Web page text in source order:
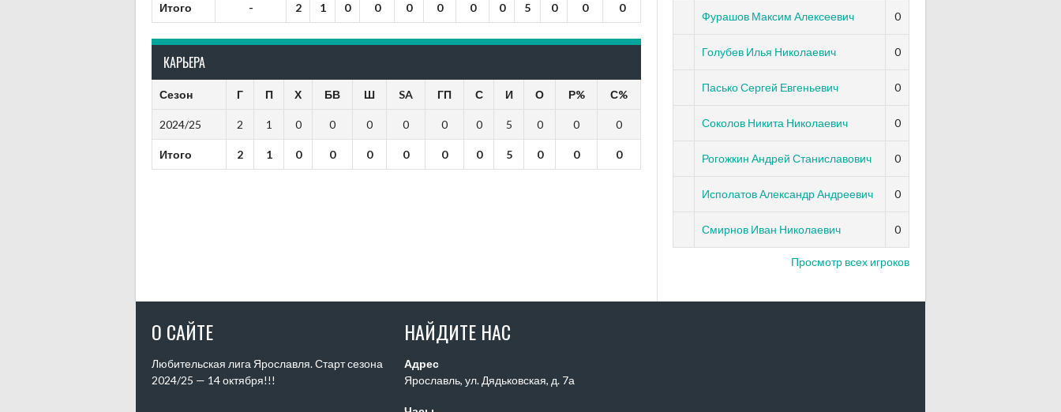
Итого - 2 1 0 0 0 0 0 0 5 0 0 0
КАРЬЕРА
Сезон Г П Х БВ Ш SA ГП С И О Р% С%
2024/25 2 1 0 0 0 0 0 0 5 0 0 0
Итого 2 1 0 0 0 0 0 0 5 0 0 0
Фурашов Максим Алексеевич 0
Голубев Илья Николаевич 0
Пасько Сергей Евгеньевич 0
Соколов Никита Николаевич 0
Рогожкин Андрей Станиславович 0
Исполатов Александр Андреевич 0
Смирнов Иван Николаевич 0
Просмотр всех игроков
О САЙТЕ
Любительская лига Ярославля. Старт сезона
2024/25 — 14 октября!!!
НАЙДИТЕ НАС
Адрес
Ярославль, ул. Дядьковская, д. 7а